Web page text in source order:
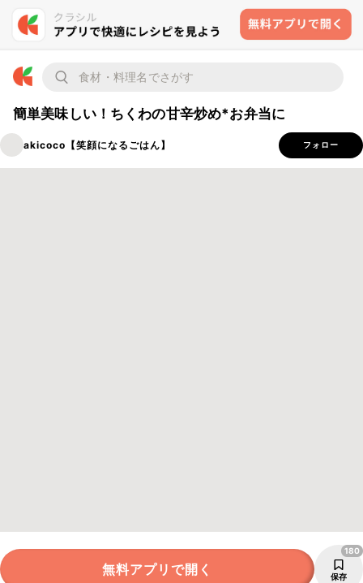
簡単美味しい！ちくわの甘辛炒め*お弁当に
akicoco【笑顔になるごはん】 フォロー
無料アプリで開く 保存
180